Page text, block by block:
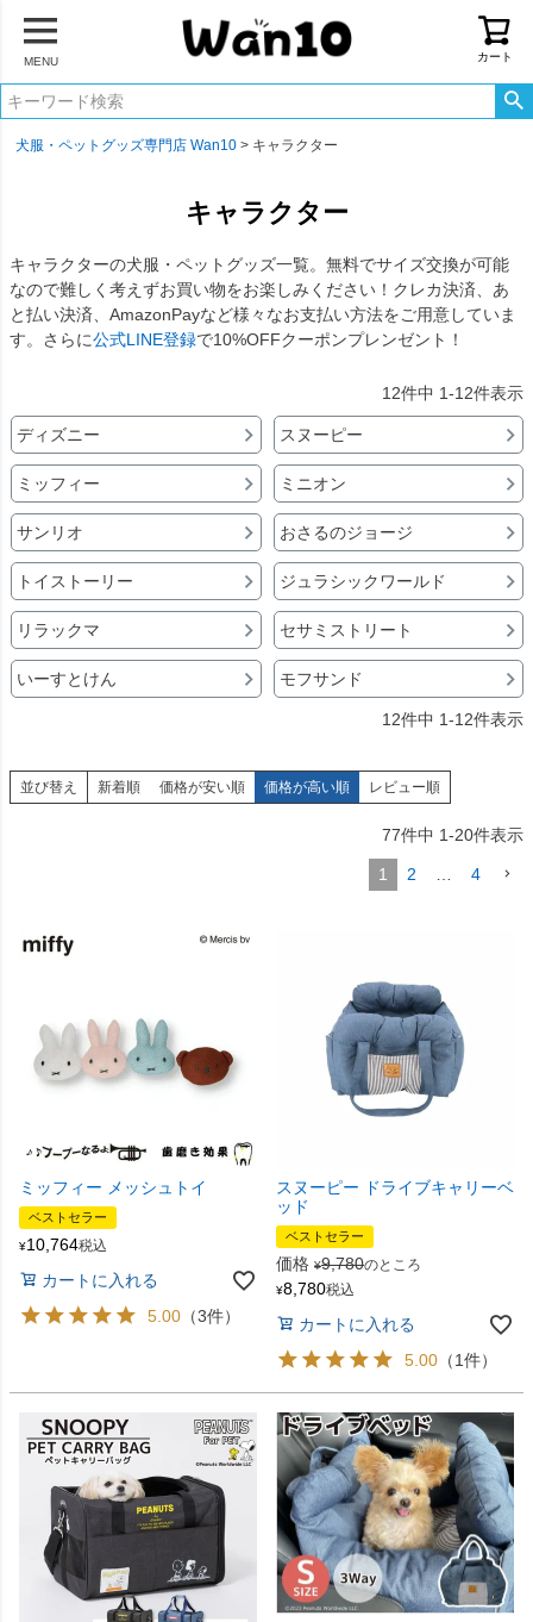
MENU カート
犬服・ペットグッズ専門店 Wan10 キャラクター
キャラクター
キャラクターの犬服・ペットグッズ一覧。無料でサイズ交換が可能
なので難しく考えずお買い物をお楽しみください！クレカ決済、あ
と払い決済、AmazonPayなど様々なお支払い方法をご用意していま
す。さらに公式LINE登録で10%OFFクーポンプレンゼント！
12件中 1-12件表示
ディズニー スヌーピー
ミッフィー ミニオン
サンリオ おさるのジョージ
トイストーリー ジュラシックワールド
リラックマ セサミストリート
いーすとけん モフサンド
12件中 1-12件表示
並び替え 新着順 価格が安い順 価格が高い順 レビュー順
77件中 1-20件表示
1 2 4
ミッフィー メッシュトイ
ベストセラー
¥10,764税込
カートに入れる
5.00 （3件）
スヌーピー ドライブキャリーベ
ッド
ベストセラー
価格 ¥9,780のところ
¥8,780税込
カートに入れる
5.00 （1件）